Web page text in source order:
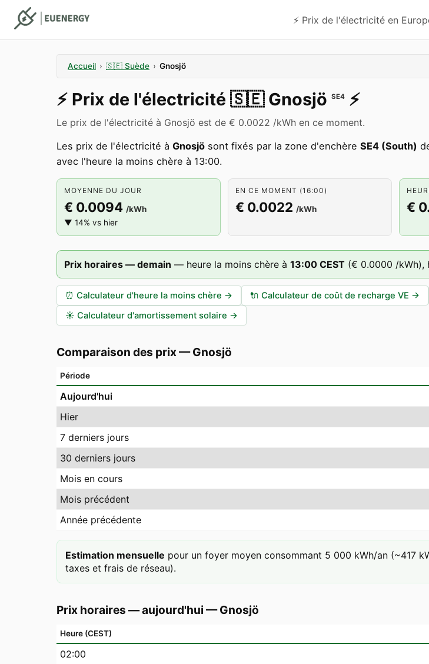
⚡️ Prix de l'électricité en
Accueil › 🇸🇪 Suède › Gnosjö
⚡️ Prix de l'électricité 🇸🇪 Gnosjö SE4 ⚡️
Le prix de l'électricité à Gnosjö est de € 0.0022 /kWh en ce moment.
Les prix de l'électricité à Gnosjö sont fixés par la zone d'enchère SE4 (South)
avec l'heure la moins chère à 13:00.
MOYENNE DU JOUR
€ 0.0094 /kWh
▼ 14% vs hier
EN CE MOMENT (16:00)
€ 0.0022 /kWh €
Prix horaires — demain — heure la moins chère à 13:00 CEST (€ 0.0000 /kWh),
⏰ Calculateur d'heure la moins chère → 🔌 Calculateur de coût de recharge VE →
☀️ Calculateur d'amortissement solaire →
Comparaison des prix—Gnosjö
Période
Aujourd'hui
Hier
7 derniers jours
30 derniers jours
Mois en cours
Mois précédent
Année précédente
Estimation mensuelle pour un foyer moyen consommant 5 000 kWh/an (~417
taxes et frais de réseau).
Prix horaires — aujourd'hui —Gnosjö
Heure (CEST)
02:00